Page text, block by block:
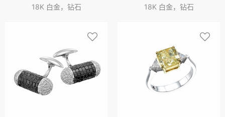
18K 白金，钻石 18K 白金，钻石